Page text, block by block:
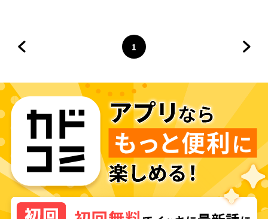
ページ
1
へ